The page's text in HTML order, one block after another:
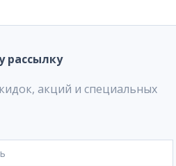
рассылку
акций и специальных